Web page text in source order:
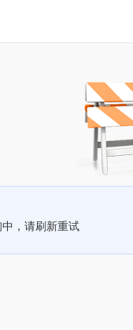
，请刷新重试